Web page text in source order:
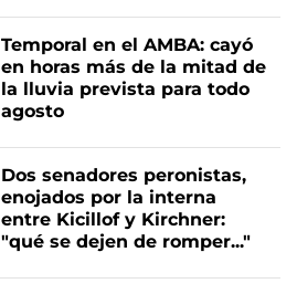
Temporal en el AMBA: cayó
en horas más de la mitad de
la lluvia prevista para todo
agosto
Dos senadores peronistas,
enojados por la interna
entre Kicillof y Kirchner:
"qué se dejen de romper..."